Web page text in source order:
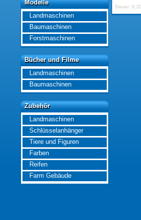
Modelle
Modelle
Landmaschinen
Baumaschinen
Forstmaschinen
Bücher und Filme
Bücher und Filme
Landmaschinen
Baumaschinen
Zubehör
Zubehör
Landmaschinen
Schlüsselanhänger
Tiere und Figuren
Farben
Reifen
Farm Gebäude
Dauer: